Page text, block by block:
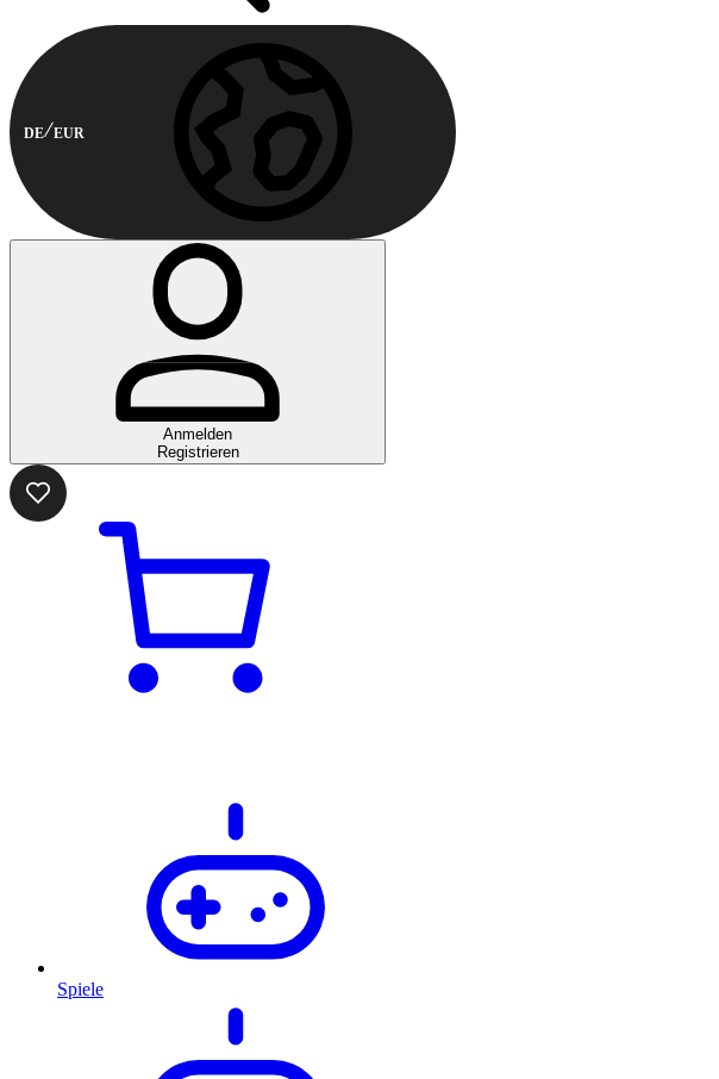
DE EUR
Anmelden
Registrieren
Spiele